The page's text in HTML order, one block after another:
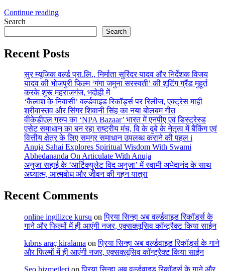
Continue reading
Search
Search
Recent Posts
सुर म्यूजिक वर्ल्ड प्रा.लि., निर्माता सुरिंदर यादव और निर्देशक विजय
यादव की भोजपुरी फिल्म ‘गंगा जमुना सरस्वती’ की शूटिंग ग्रैंड मुहूर्त
करके शुरू महराजगंज, भदोही में
‘कैलाश के निवासी’ वर्ल्डवाइड रिकॉर्ड्स पर रिलीज, एक्ट्रेस माही
श्रीवास्तव और सिंगर शिवानी सिंह का नया बोलबम गीत
वीकेडीएल ग्रुप का ‘NPA Bazaar’ भारत में एनपीए एवं डिस्ट्रेस्ड
एसेट समाधान का बन रहा राष्ट्रीय मंच, वि के दुबे के नेतृत्व में बैंकिंग एवं
वित्तीय क्षेत्र के लिए समग्र समाधान उपलब्ध कराने की पहल i
Anuja Sahai Explores Spiritual Wisdom With Swami
Abhedananda On Articulate With Anuja
अनुजा सहाई के ‘आर्टिक्युलेट विद अनुजा’ में स्वामी अभेदानंद के साथ
अध्यात्म, आत्मबोध और जीवन की गहन यात्रा
Recent Comments
online ingilizce kursu onप्रिया सिन्हा अब वर्ल्डवाइड रिकॉर्ड्स के
गाने और फिल्मों में ही आएंगी नजर, एक्सक्लूसिव कॉन्ट्रैक्ट किया साईन
kıbrıs araç kiralama onप्रिया सिन्हा अब वर्ल्डवाइड रिकॉर्ड्स के गाने
और फिल्मों में ही आएंगी नजर, एक्सक्लूसिव कॉन्ट्रैक्ट किया साईन